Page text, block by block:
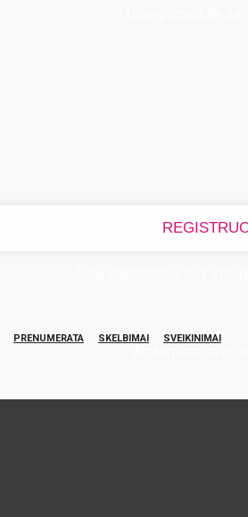
PRENUMERATA SKELBIMAI SVEIKINIMAI